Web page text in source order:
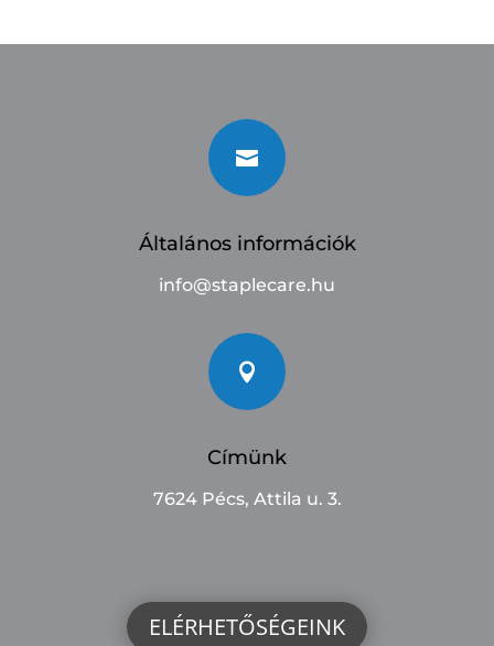

Általános információk
info@staplecare.hu

Címünk
7624 Pécs, Attila u. 3.
ELÉRHETŐSÉGEINK